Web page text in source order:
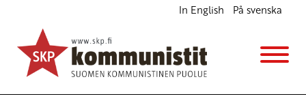
In English På svenska
Uudenmaan Tiedonantaja-kerho
Opintokerho
pe 3.4.2026 klo 16:00